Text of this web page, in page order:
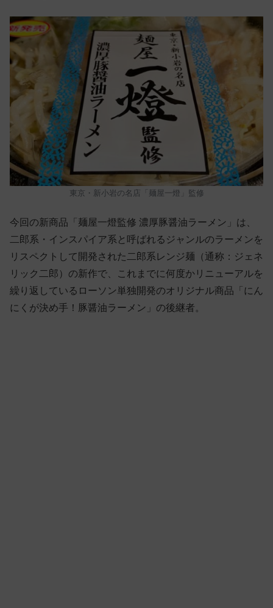
東京・新小岩の名店「麺屋一燈」監修
今回の新商品「麺屋一燈監修 濃厚豚醤油ラーメン」は、
二郎系・インスパイア系と呼ばれるジャンルのラーメンを
リスペクトして開発された二郎系レンジ麺（通称：ジェネ
リック二郎）の新作で、これまでに何度かリニューアルを
繰り返しているローソン単独開発のオリジナル商品「にん
にくが決め手！豚醤油ラーメン」の後継者。